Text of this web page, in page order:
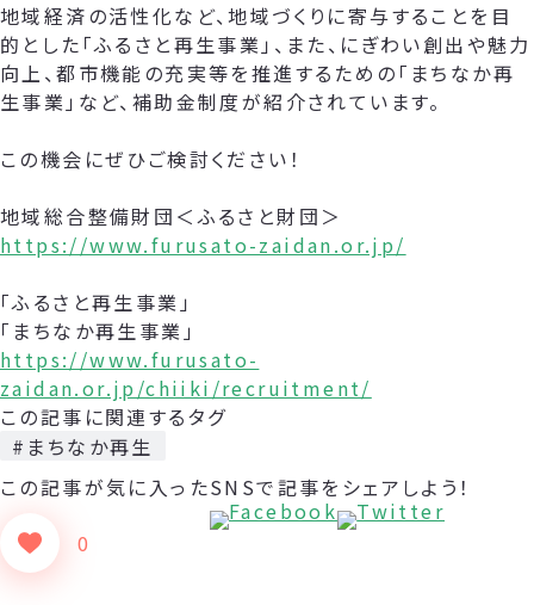
地域経済の活性化など、地域づくりに寄与することを目
的とした「ふるさと再生事業」、また、にぎわい創出や魅力
向上、都市機能の充実等を推進するための「まちなか再
生事業」など、補助金制度が紹介されています。
この機会にぜひご検討ください！
地域総合整備財団＜ふるさと財団＞
https://www.furusato-zaidan.or.jp/
「ふるさと再生事業」
「まちなか再生事業」
https://www.furusato-
zaidan.or.jp/chiiki/recruitment/
この記事に関連するタグ
#まちなか再生
この記事が気に入った
0
SNSで記事をシェアしよう！